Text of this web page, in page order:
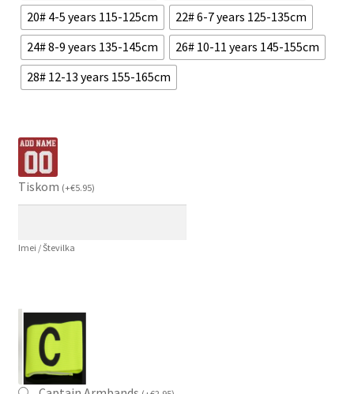
20# 4-5 years 115-125cm
22# 6-7 years 125-135cm
24# 8-9 years 135-145cm
26# 10-11 years 145-155cm
28# 12-13 years 155-165cm
Tiskom (+€5.95)
Imei / Številka